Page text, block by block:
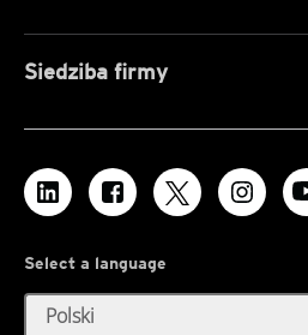
Siedziba firmy
Select a language
Polski